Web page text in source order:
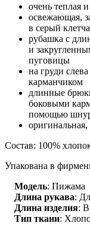
очень теплая
освежающая,
в серый
рубашка с
и
пуговицы
на груди
карманчиком
длинные
боковыми
помощью
Состав: 100%
Упакована в
Модель: Пижама
Длина рукава:
Длина изделия:
Тип ткани: